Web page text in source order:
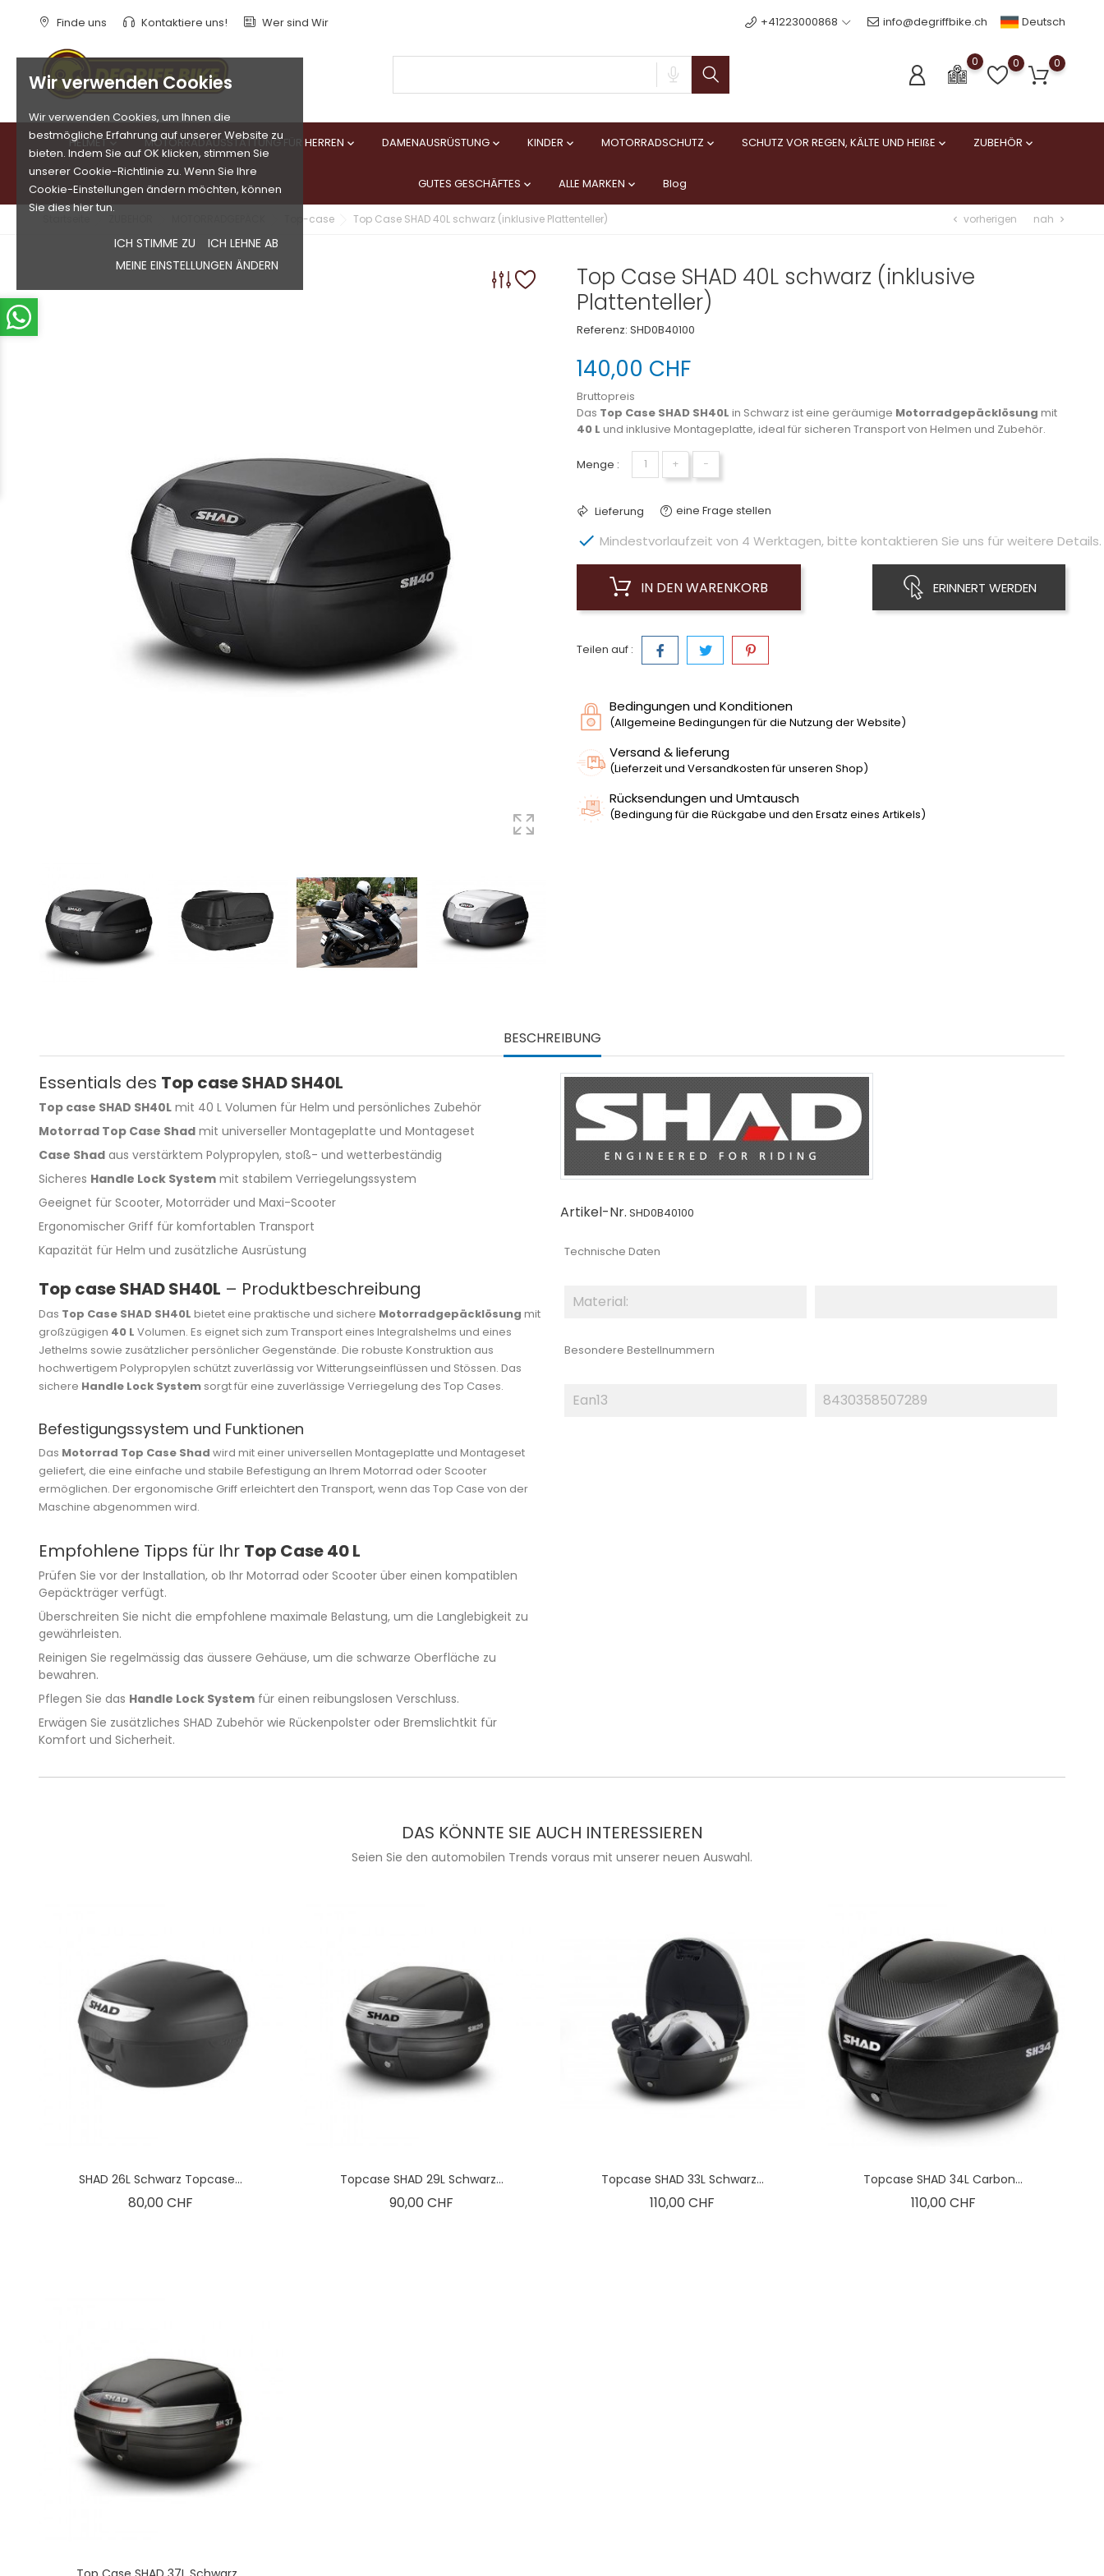
Wir verwenden Cookies
Wir verwenden Cookies, um Ihnen die
bestmögliche Erfahrung auf unserer Website zu
bieten. Indem Sie auf OK klicken, stimmen Sie
unserer Cookie-Richtlinie zu. Wenn Sie Ihre
Cookie-Einstellungen ändern möchten, können
Sie dies hier tun.
ICH STIMME ZU
ICH LEHNE AB
MEINE EINSTELLUNGEN ÄNDERN
Finde uns Kontaktiere uns! Wer sind Wir +41223000868 info@degriffbike.ch Deutsch
0 0 0
HELMET MOTORRADAUSSTATTUNG FÜR HERREN  DAMENAUSRÜSTUNG KINDER  MOTORRADSCHUTZ  SCHUTZ VOR REGEN, KÄLTE UND HEIßE  ZUBEHÖR 
GUTES GESCHÄFTES  ALLE MARKEN  Blog
Top-case Top Case SHAD 40L schwarz (inklusive Plattenteller) chevron_left vorherigen nah chevron_right
Top Case SHAD 40L schwarz (inklusive
Plattenteller)
Referenz: SHD0B40100
140,00 CHF
Bruttopreis
Das Top Case SHAD SH40L in Schwarz ist eine geräumige Motorradgepäcklösung mit
40 L und inklusive Montageplatte, ideal für sicheren Transport von Helmen und Zubehör.
Menge : + −
Lieferung eine Frage stellen
 Mindestvorlaufzeit von 4 Werktagen, bitte kontaktieren Sie uns für weitere Details.
IN DEN WARENKORB ERINNERT WERDEN
Teilen auf :
Bedingungen und Konditionen
(Allgemeine Bedingungen für die Nutzung der Website)
Versand & lieferung
(Lieferzeit und Versandkosten für unseren Shop)
Rücksendungen und Umtausch
(Bedingung für die Rückgabe und den Ersatz eines Artikels)
BESCHREIBUNG
Essentials des Top case SHAD SH40L
Top case SHAD SH40L mit 40 L Volumen für Helm und persönliches Zubehör
Motorrad Top Case Shad mit universeller Montageplatte und Montageset
Case Shad aus verstärktem Polypropylen, stoß- und wetterbeständig
Sicheres Handle Lock System mit stabilem Verriegelungssystem
Geeignet für Scooter, Motorräder und Maxi-Scooter
Ergonomischer Griff für komfortablen Transport
Kapazität für Helm und zusätzliche Ausrüstung
Top case SHAD SH40L – Produktbeschreibung
Das Top Case SHAD SH40L bietet eine praktische und sichere Motorradgepäcklösung mit
großzügigen 40 L Volumen. Es eignet sich zum Transport eines Integralshelms und eines
Jethelms sowie zusätzlicher persönlicher Gegenstände. Die robuste Konstruktion aus
hochwertigem Polypropylen schützt zuverlässig vor Witterungseinflüssen und Stössen. Das
sichere Handle Lock System sorgt für eine zuverlässige Verriegelung des Top Cases.
Befestigungssystem und Funktionen
Das Motorrad Top Case Shad wird mit einer universellen Montageplatte und Montageset
geliefert, die eine einfache und stabile Befestigung an Ihrem Motorrad oder Scooter
ermöglichen. Der ergonomische Griff erleichtert den Transport, wenn das Top Case von der
Maschine abgenommen wird.
Empfohlene Tipps für Ihr Top Case 40 L
Prüfen Sie vor der Installation, ob Ihr Motorrad oder Scooter über einen kompatiblen
Gepäckträger verfügt.
Überschreiten Sie nicht die empfohlene maximale Belastung, um die Langlebigkeit zu
gewährleisten.
Reinigen Sie regelmässig das äussere Gehäuse, um die schwarze Oberfläche zu
bewahren.
Pflegen Sie das Handle Lock System für einen reibungslosen Verschluss.
Erwägen Sie zusätzliches SHAD Zubehör wie Rückenpolster oder Bremslichtkit für
Komfort und Sicherheit.
Artikel-Nr. SHD0B40100
Technische Daten
Material:
Besondere Bestellnummern
Ean13 8430358507289
DAS KÖNNTE SIE AUCH INTERESSIEREN
Seien Sie den automobilen Trends voraus mit unserer neuen Auswahl.
SHAD 26L Schwarz Topcase...
80,00 CHF
Topcase SHAD 29L Schwarz...
90,00 CHF
Topcase SHAD 33L Schwarz...
110,00 CHF
Topcase SHAD 34L Carbon...
110,00 CHFPreis